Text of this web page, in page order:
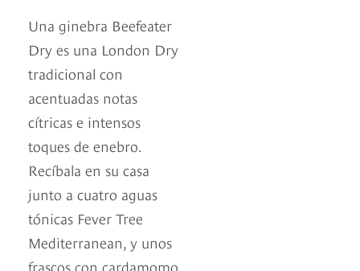
Una ginebra Beefeater
Dry es una London Dry
tradicional con
acentuadas notas
cítricas e intensos
toques de enebro.
Recíbala en su casa
junto a cuatro aguas
tónicas Fever Tree
Mediterranean, y unos
frascos con cardamomo